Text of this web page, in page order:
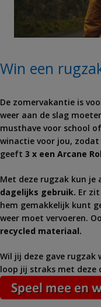
Win een
De zomervakantie is
weer aan de slag
musthave voor school
winactie voor jou, zodat
geeft 3 x een Arcane
Met deze rugzak kun je
dagelijks gebruik. Er
hem gemakkelijk kunt
weer moet vervoeren.
recycled materiaal.
Wil jij deze gave rugzak
loop jij straks met deze